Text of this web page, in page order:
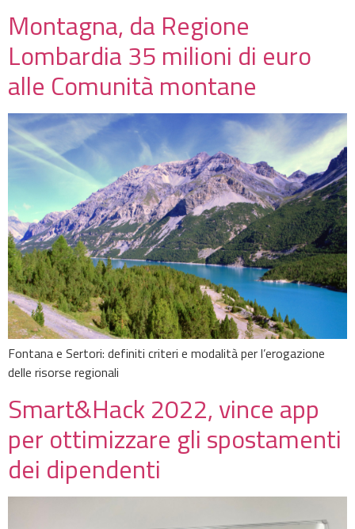
Montagna, da Regione
Lombardia 35 milioni di euro
alle Comunità montane
Fontana e Sertori: definiti criteri e modalità per l’erogazione
delle risorse regionali
Smart&Hack 2022, vince app
per ottimizzare gli spostamenti
dei dipendenti